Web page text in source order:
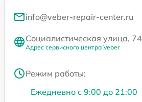
info@veber-repair-center.ru
Социалистическая улица, 74
Адрес сервисного центра Veber
Режим работы:
Ежедневно с 9:00 до 21:00